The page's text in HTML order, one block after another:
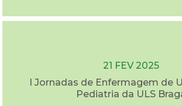
21 FEV 2025
I Jornadas de Enfermagem de
Pediatria da ULS